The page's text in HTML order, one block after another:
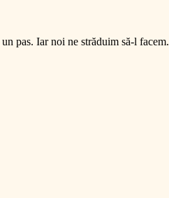
pas. Iar noi ne străduim să-l facem.